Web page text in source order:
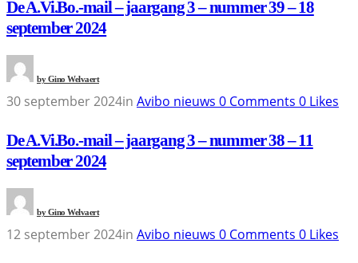
De A.Vi.Bo.-mail – jaargang 3 – nummer 39 – 18
september 2024
byGino Welvaert
30 september 2024in Avibo nieuws 0 Comments 0 Likes
De A.Vi.Bo.-mail – jaargang 3 – nummer 38 – 11
september 2024
byGino Welvaert
12 september 2024in Avibo nieuws 0 Comments 0 Likes